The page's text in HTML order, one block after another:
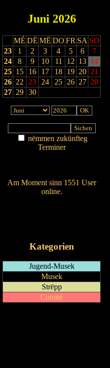
Juni 2026
MÉ DË MË DO FR SA SO
23
1 2 3 4 5 6
7
24
8 9 10 11 12 13 14
25 15 16 17 18 19 20 21
26 22 23 24 25 26 27 28
27 29 30
nëmmen zukünfteg
Terminer
Am Moment sinn 1551 User
online.
Kategorien
Jugend-Musek
Musek
Strëpp
Comité